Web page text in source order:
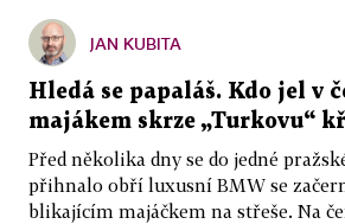
JAN KUBITA
Hledá se papaláš. Kdo jel v
majákem skrze „Turkovu“
Před několika dny se do jedné
přihnalo obří luxusní BMW se
blikajícím majáčkem na střeše. Na